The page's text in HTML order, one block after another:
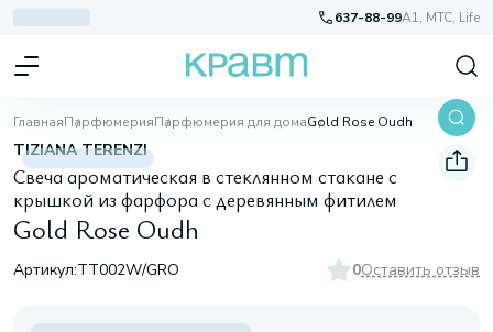
637-88-99A1, МТС, Life
ГлавнаяПарфюмерияПарфюмерия для домаGold Rose Oudh
TIZIANA TERENZI
Свеча ароматическая в стеклянном стакане c
крышкой из фарфора с деревянным фитилем
Gold Rose Oudh
Артикул:TT002W/GRO 0Оставить отзыв